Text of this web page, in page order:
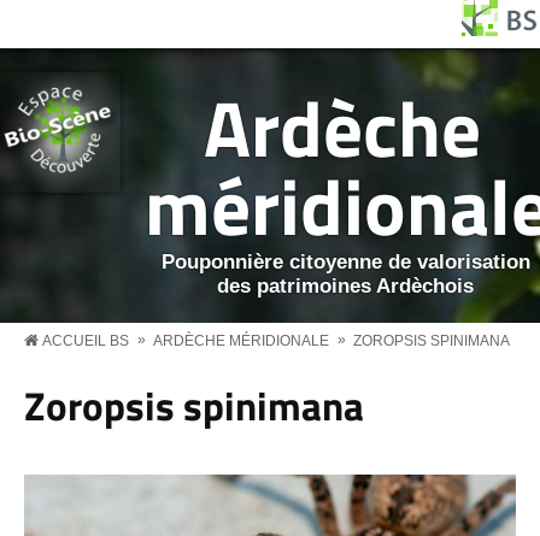
Ardèche
Pouponnière citoyenne de valorisation
des patrimoines Ardèchois
ACCUEIL BS » ARDÈCHE MÉRIDIONALE » ZOROPSIS SPINIMANA
Zoropsis spinimana